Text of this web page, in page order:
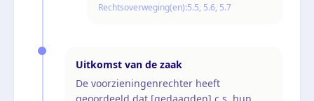
Rechtsoverweging(en):5.5, 5.6, 5.7
Uitkomst van de zaak
De voorzieningenrechter heeft
geoordeeld dat [gedaagden] c.s. hun